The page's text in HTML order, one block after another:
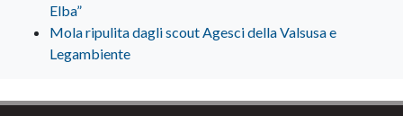
Elba”
Mola ripulita dagli scout Agesci della Valsusa e
Legambiente